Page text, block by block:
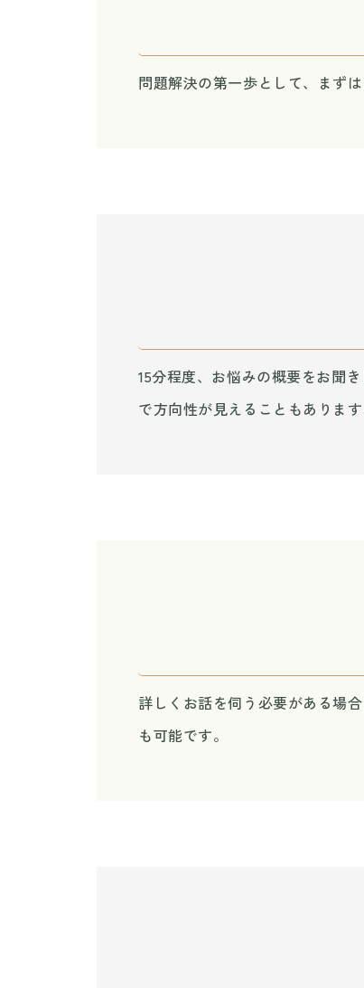
問題解決の第一歩として、まず
15分程度、お悩みの概要をお聞
で方向性が見えることもあります
詳しくお話を伺う必要がある場
も可能です。